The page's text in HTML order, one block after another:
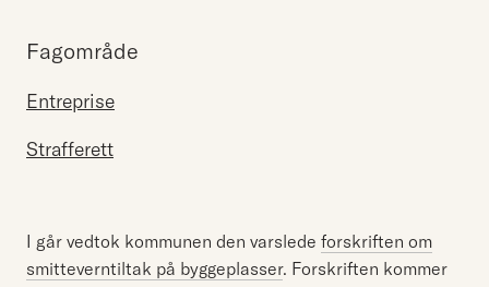
Fagområde
Entreprise
Strafferett
I går vedtok kommunen den varslede forskriften om
smitteverntiltak på byggeplasser. Forskriften kommer